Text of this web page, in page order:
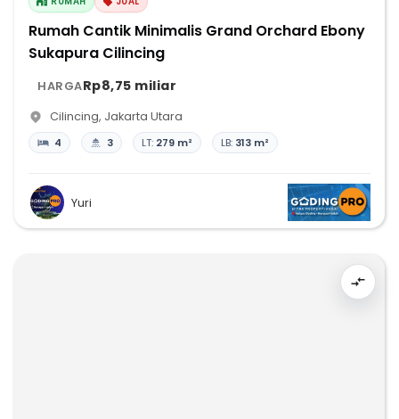
Rumah Cantik Minimalis Grand Orchard Ebony
Sukapura Cilincing
HARGARp8,75 miliar
Cilincing, Jakarta Utara
4 3 LT: 279 m² LB: 313 m²
Yuri